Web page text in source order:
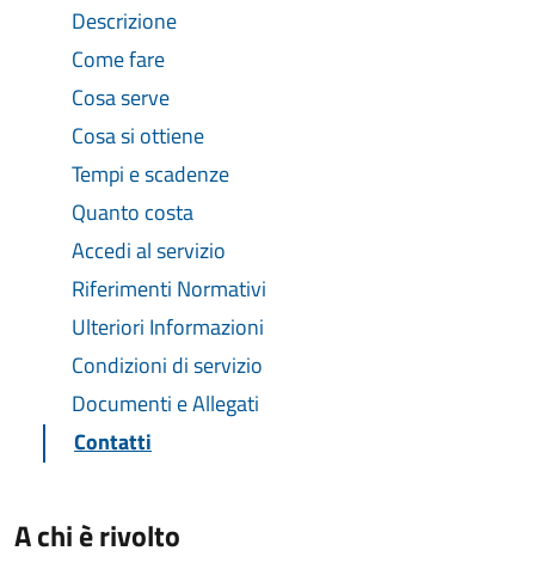
Descrizione
Come fare
Cosa serve
Cosa si ottiene
Tempi e scadenze
Quanto costa
Accedi al servizio
Riferimenti Normativi
Ulteriori Informazioni
Condizioni di servizio
Documenti e Allegati
Contatti
A chi è rivolto